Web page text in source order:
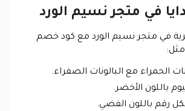
في متجر نسيم الورد
في متجر نسيم الورد مع كود خصم
الحمراء مع البالونات الصفراء.
رقم باللون الفضي.